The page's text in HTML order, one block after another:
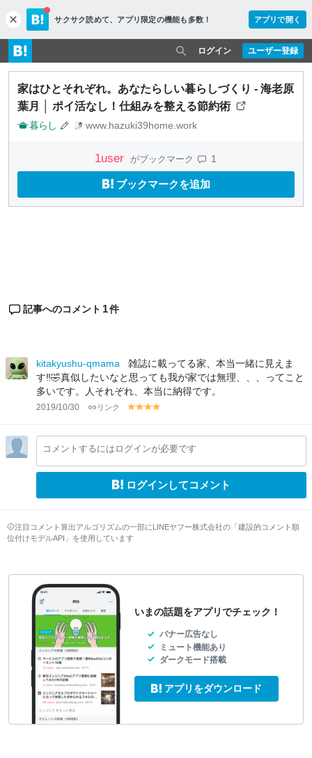
c
l
o
s
e
サクサク読めて、 アプリ限定の機能も多数！ アプリで開く
ユーザー登録
ログイン
家はひとそれぞれ。あなたらしい暮らしづくり - 海老原
葉月 │ ポイ活なし！仕組みを整える節約術
暮らし www.hazuki39home.work
1user がブックマーク 1
ブックマークを追加
記事へのコメント 1件
kitakyushu-qmama
雑誌に載ってる家、本当一緒に見えま
す‼️🤣真似したいなと思っても我が家では無理、、、ってこと
多いです。人それぞれ、本当に納得です。
2019/10/30 リンク
y
lo
w
y
lo
w
y
lo
w
lo
w
コメントするにはログインが必要です
ログインしてコメント
注目コメント算出アルゴリズムの一部にLINEヤフー株式会社の「建設的コメント順
位付けモデルAPI」を使用しています
いまの話題をアプリでチェック！
バナー広告なし
ミュート機能あり
ダークモード搭載
アプリをダウンロード